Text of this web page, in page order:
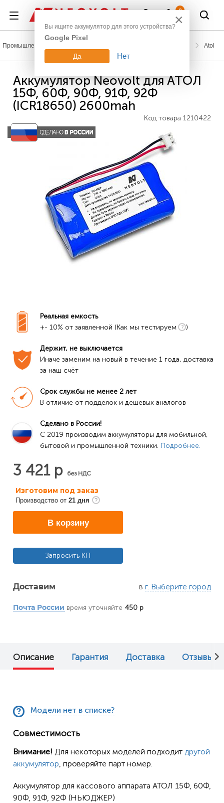
0
Промышленное оборудование Atol
Аккумулятор Neovolt для АТОЛ
15Ф, 60Ф, 90Ф, 91Ф, 92Ф
(ICR18650) 2600mah
Код товара 1210422
Реальная емкость
+- 10% от заявленной (Как мы тестируем
)
Держит, не выключается
Иначе заменим на новый в течение 1 года, доставка
за наш счёт
Срок службы не менее 2 лет
В отличие от подделок и дешевых аналогов
Сделано в России!
C 2019 производим аккумуляторы для мобильной,
бытовой и промышленной техники. Подробнее.
3 421 р без НДС
Изготовим под заказ
Производство от 21 дня
В корзину
Запросить КП
Доставим в г. Выберите город
Почта России время уточняйте 450 р
Описание Гарантия Доставка Отзывы (0)
Модели нет в списке?
Совместимость
Внимание! Для некоторых моделей подходит другой
аккумулятор, проверяйте парт номер.
Аккумулятор для кассового аппарата АТОЛ 15Ф, 60Ф,
90Ф, 91Ф, 92Ф (НЬЮДЖЕР)
×
Вы ищите аккумулятор для этого устройства?
Google Pixel
Да Нет